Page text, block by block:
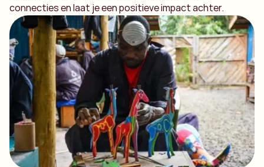
connecties en laat je een positieve impact achter.